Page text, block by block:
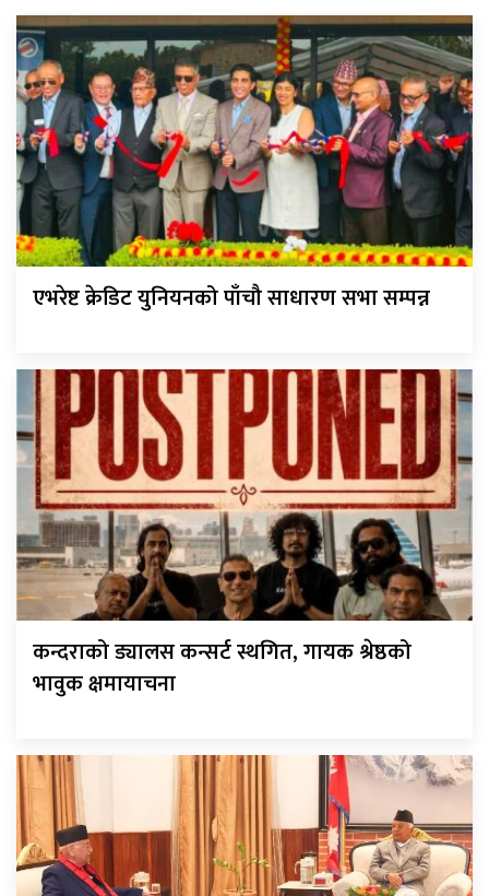
एभरेष्ट क्रेडिट युनियनको पाँचौ साधारण सभा सम्पन्न
कन्दराको ड्यालस कन्सर्ट स्थगित, गायक श्रेष्ठको
भावुक क्षमायाचना